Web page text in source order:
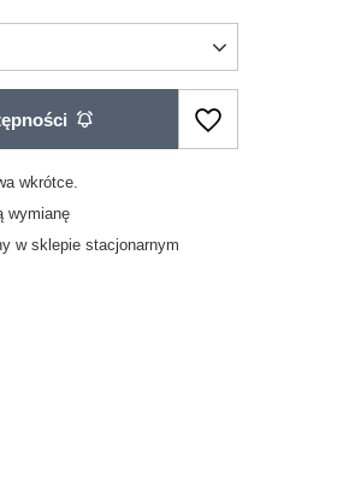
wkrótce
wymianę
w sklepie stacjonarnym